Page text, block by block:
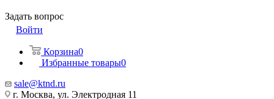
Задать вопрос
Войти
Корзина0
Избранные товары0
sale@ktnd.ru
г. Москва, ул. Электродная 11